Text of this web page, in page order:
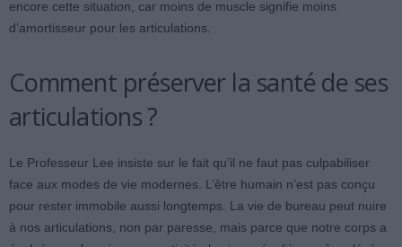
encore cette situation, car moins de muscle signifie moins
d’amortisseur pour les articulations.
Comment préserver la santé de ses
articulations ?
Le Professeur Lee insiste sur le fait qu’il ne faut pas culpabiliser
face aux modes de vie modernes. L’être humain n’est pas conçu
pour rester immobile aussi longtemps. La vie de bureau peut nuire
à nos articulations, non par paresse, mais parce que notre corps a